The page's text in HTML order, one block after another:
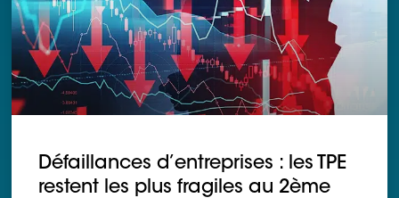
Nos data
Notre groupe
Nos partenaires
Ressources
Défaillances d’entreprises : les TPE
restent les plus fragiles au 2ème